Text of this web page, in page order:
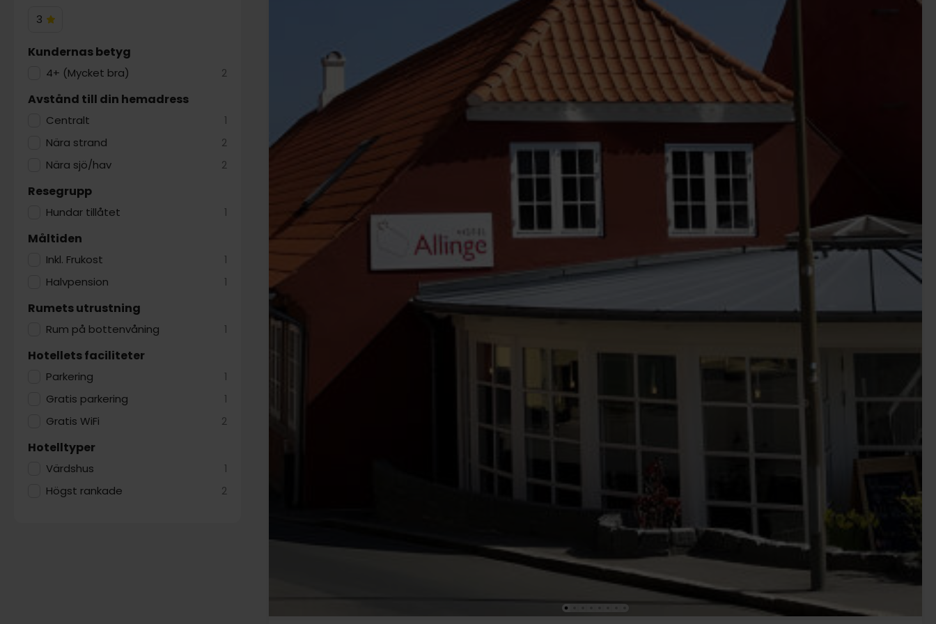
3
3
Kundernas betyg
4+ (Mycket bra) 2
Avstånd till din hemadress
Centralt 1
Nära strand 2
Nära sjö/hav 2
Resegrupp
Hundar tillåtet 1
Måltiden
Inkl. Frukost 1
Halvpension 1
Rumets utrustning
Rum på bottenvåning 1
Hotellets faciliteter
Parkering 1
Gratis parkering 1
Gratis WiFi 2
Hotelltyper
Värdshus 1
Högst rankade 2